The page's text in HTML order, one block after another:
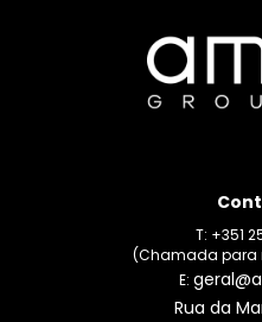
T: +351
(Chamada para
E:
Rua da